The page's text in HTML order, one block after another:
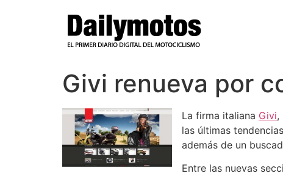
Givi renueva por
La firma italiana Givi,
las últimas
además de un
Entre las nuevas